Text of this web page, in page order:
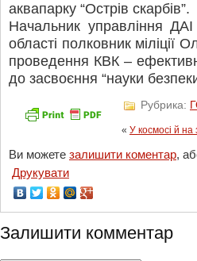
аквапарку “Острів скарбів”.
Начальник управління
області полковник
проведення КВК –
до засвоєння “науки
Рубрика:
« У космосі й на
Ви можете залишити коментар,
Друкувати
Залишити комментар